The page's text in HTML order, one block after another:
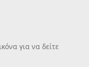
για να δείτε